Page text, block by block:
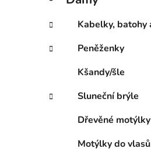
p
a
e
e
o
i
Kabelky, batohy
Peněženky
Kšandy/šle
Sluneční brýle
Dřevěné motýlky
Motýlky do vlasů